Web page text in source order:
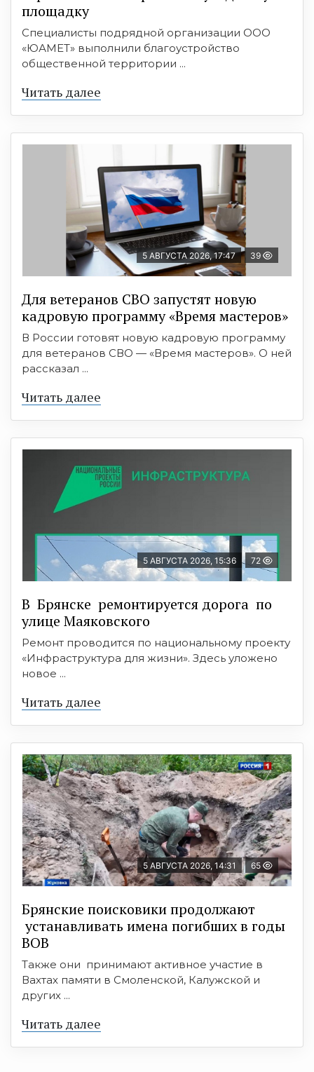
площадку
Специалисты подрядной организации ООО
«ЮАМЕТ» выполнили благоустройство
общественной территории ...
Читать далее
5 АВГУСТА 2026, 17:47 39
Для ветеранов СВО запустят новую
кадровую программу «Время мастеров»
В России готовят новую кадровую программу
для ветеранов СВО — «Время мастеров». О ней
рассказал ...
Читать далее
5 АВГУСТА 2026, 15:36 72
В Брянске ремонтируется дорога по
улице Маяковского
Ремонт проводится по национальному проекту
«Инфраструктура для жизни». Здесь уложено
новое ...
Читать далее
5 АВГУСТА 2026, 14:31 65
Брянские поисковики продолжают
устанавливать имена погибших в годы
ВОВ
Также они принимают активное участие в
Вахтах памяти в Смоленской, Калужской и
других ...
Читать далее